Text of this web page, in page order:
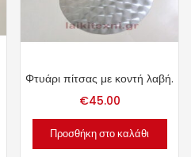
Φτυάρι πίτσας με κοντή λαβή.
€45.00
Προσθήκη στο καλάθι